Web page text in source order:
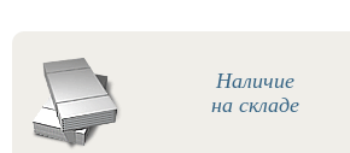
Наличие
на складе